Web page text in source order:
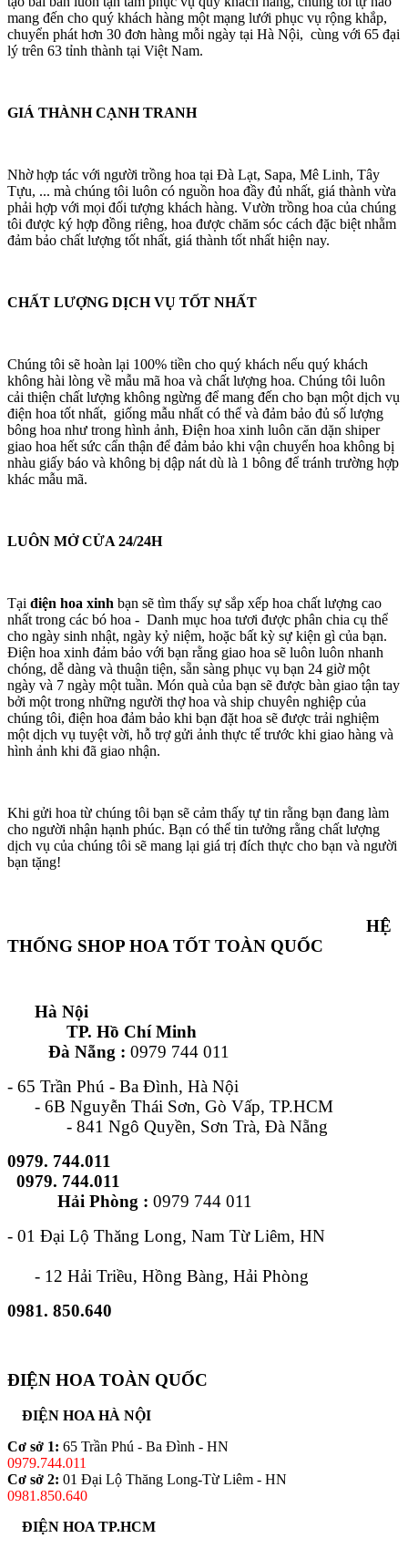
mang đến cho quý khách hàng một mạng lưới phục vụ rộng khắp,
chuyển phát hơn 30 đơn hàng mỗi ngày tại Hà Nội, cùng với 65 đại
lý trên 63 tỉnh thành tại Việt Nam.
GIÁ THÀNH CẠNH TRANH
Nhờ hợp tác với người trồng hoa tại Đà Lạt, Sapa, Mê Linh, Tây
Tựu, ... mà chúng tôi luôn có nguồn hoa đầy đủ nhất, giá thành vừa
phải hợp với mọi đối tượng khách hàng. Vườn trồng hoa của chúng
tôi được ký hợp đồng riêng, hoa được chăm sóc cách đặc biệt nhằm
đảm bảo chất lượng tốt nhất, giá thành tốt nhất hiện nay.
CHẤT LƯỢNG DỊCH VỤ TỐT NHẤT
Chúng tôi sẽ hoàn lại 100% tiền cho quý khách nếu quý khách
không hài lòng về mẫu mã hoa và chất lượng hoa. Chúng tôi luôn
cải thiện chất lượng không ngừng để mang đến cho bạn một dịch vụ
điện hoa tốt nhất, giống mẫu nhất có thể và đảm bảo đủ số lượng
bông hoa như trong hình ảnh, Điện hoa xinh luôn căn dặn shiper
giao hoa hết sức cẩn thận để đảm bảo khi vận chuyển hoa không bị
nhàu giấy báo và không bị dập nát dù là 1 bông để tránh trường hợp
khác mẫu mã.
LUÔN MỞ CỬA 24/24H
Tại điện hoa xinh bạn sẽ tìm thấy sự sắp xếp hoa chất lượng cao
nhất trong các bó hoa - Danh mục hoa tươi được phân chia cụ thể
cho ngày sinh nhật, ngày kỷ niệm, hoặc bất kỳ sự kiện gì của bạn.
Điện hoa xinh đảm bảo với bạn rằng giao hoa sẽ luôn luôn nhanh
chóng, dễ dàng và thuận tiện, sẵn sàng phục vụ bạn 24 giờ một
ngày và 7 ngày một tuần. Món quà của bạn sẽ được bàn giao tận tay
bởi một trong những người thợ hoa và ship chuyên nghiệp của
chúng tôi, điện hoa đảm bảo khi bạn đặt hoa sẽ được trải nghiệm
một dịch vụ tuyệt vời, hỗ trợ gửi ảnh thực tế trước khi giao hàng và
hình ảnh khi đã giao nhận.
Khi gửi hoa từ chúng tôi bạn sẽ cảm thấy tự tin rằng bạn đang làm
cho người nhận hạnh phúc. Bạn có thể tin tưởng rằng chất lượng
dịch vụ của chúng tôi sẽ mang lại giá trị đích thực cho bạn và người
bạn tặng!
HỆ
THỐNG SHOP HOA TỐT TOÀN QUỐC
Hà Nội
TP. Hồ Chí Minh
Đà Nẵng : 0979 744 011
- 65 Trần Phú - Ba Đình, Hà Nội
- 6B Nguyễn Thái Sơn, Gò Vấp, TP.HCM
- 841 Ngô Quyền, Sơn Trà, Đà Nẵng
0979. 744.011
0979. 744.011
Hải Phòng : 0979 744 011
- 01 Đại Lộ Thăng Long, Nam Từ Liêm, HN
- 12 Hải Triều, Hồng Bàng, Hải Phòng
0981. 850.640
ĐIỆN HOA TOÀN QUỐC
ĐIỆN HOA HÀ NỘI
Cơ sở 1: 65 Trần Phú - Ba Đình - HN
0979.744.011
Cơ sở 2: 01 Đại Lộ Thăng Long-Từ Liêm - HN
0981.850.640
ĐIỆN HOA TP.HCM